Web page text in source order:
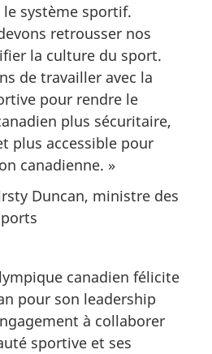
système sportif.
retrousser nos
la culture du sport.
de travailler avec la
pour rendre le
plus sécuritaire,
plus accessible pour
canadienne. »
Duncan, ministre des
canadien félicite
pour son leadership
à collaborer
sportive et ses